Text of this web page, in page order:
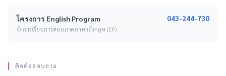
โครงการ English Program 043-244-730
จัดการเรียนการสอนภาคภาษาอังกฤษ (EP)
ติดต่อสอบถาม